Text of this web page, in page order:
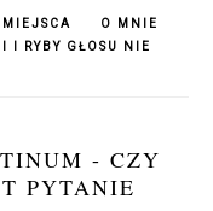
O MNIE
I RYBY GŁOSU NIE
- CZY
PYTANIE